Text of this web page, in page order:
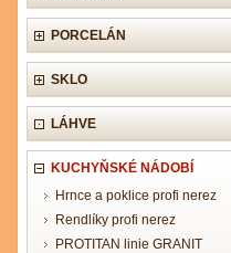
PORCELÁN
SKLO
LÁHVE
KUCHYŇSKÉ NÁDOBÍ
Hrnce a poklice profi nerez
Rendlíky profi nerez
PROTITAN linie GRANIT